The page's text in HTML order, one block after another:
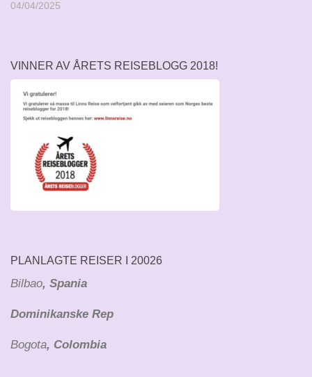
04/04/2025
VINNER AV ÅRETS REISEBLOGG 2018!
PLANLAGTE REISER I 20026
Bilbao, Spania
Dominikanske Rep
Bogota, Colombia